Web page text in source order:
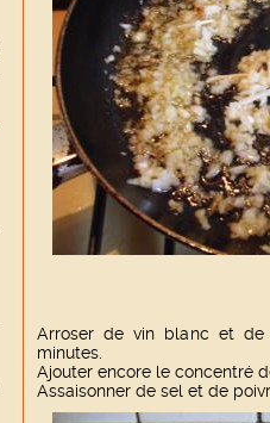
Arroser de vin blanc et de
minutes.
Ajouter encore le concentré
Assaisonner de sel et de